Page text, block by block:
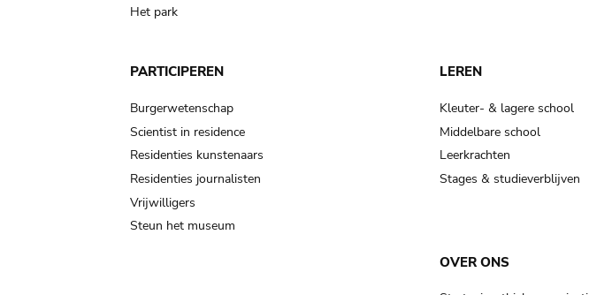
Het park
PARTICIPEREN
Burgerwetenschap
Scientist in residence
Residenties kunstenaars
Residenties journalisten
Vrijwilligers
Steun het museum
LEREN
Kleuter- & lagere school
Middelbare school
Leerkrachten
Stages & studieverblijven
OVER ONS